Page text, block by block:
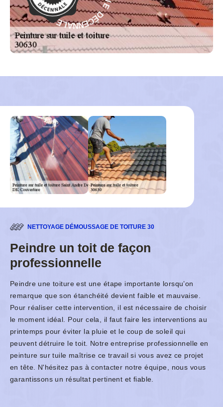
G
A
R
A
N
T
I É
C
E
N
N
A
L
E
-
NETTOYAGE DÉMOUSSAGE DE TOITURE 30
Peindre un toit de façon
professionnelle
Peindre une toiture est une étape importante lorsqu’on
remarque que son étanchéité devient faible et mauvaise.
Pour réaliser cette intervention, il est nécessaire de choisir
le moment idéal. Pour cela, il faut faire les interventions au
printemps pour éviter la pluie et le coup de soleil qui
peuvent détruire le toit. Notre entreprise professionnelle en
peinture sur tuile maîtrise ce travail si vous avez ce projet
en tête. N'hésitez pas à contacter notre équipe, nous vous
garantissons un résultat pertinent et fiable.